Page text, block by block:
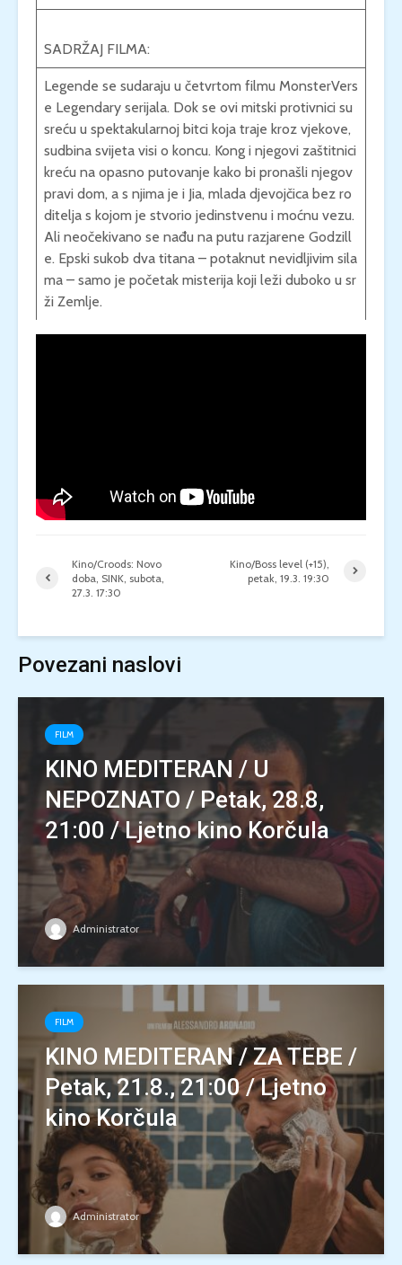
SADRŽAJ FILMA:
Legende se sudaraju u četvrtom filmu MonsterVers
e Legendary serijala. Dok se ovi mitski protivnici su
sreću u spektakularnoj bitci koja traje kroz vjekove,
sudbina svijeta visi o koncu. Kong i njegovi zaštitnici
kreću na opasno putovanje kako bi pronašli njegov
pravi dom, a s njima je i Jia, mlada djevojčica bez ro
ditelja s kojom je stvorio jedinstvenu i moćnu vezu.
Ali neočekivano se nađu na putu razjarene Godzill
e. Epski sukob dva titana – potaknut nevidljivim sila
ma – samo je početak misterija koji leži duboko u sr
ži Zemlje.
Kino/Croods: Novo
doba, SINK, subota,
27.3. 17:30
Kino/Boss level (+15),
petak, 19.3. 19:30
Povezani naslovi
FILM
KINO MEDITERAN / U
NEPOZNATO / Petak, 28.8,
21:00 / Ljetno kino Korčula
Administrator
FILM
KINO MEDITERAN / ZA TEBE /
Petak, 21.8., 21:00 / Ljetno
kino Korčula
Administrator